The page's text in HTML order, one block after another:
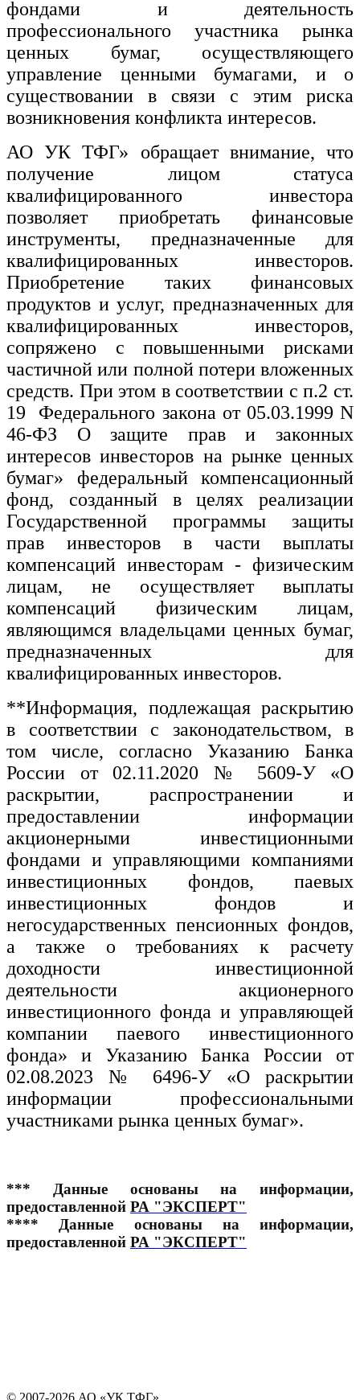
фондами и деятельность
профессионального участника рынка
ценных бумаг, осуществляющего
управление ценными бумагами, и о
существовании в связи с этим риска
возникновения конфликта интересов.
АО УК ТФГ» обращает внимание, что
получение лицом статуса
квалифицированного инвестора
позволяет приобретать финансовые
инструменты, предназначенные для
квалифицированных инвесторов.
Приобретение таких финансовых
продуктов и услуг, предназначенных для
квалифицированных инвесторов,
сопряжено с повышенными рисками
частичной или полной потери вложенных
средств. При этом в соответствии с п.2 ст.
19 Федерального закона от 05.03.1999 N
46-ФЗ О защите прав и законных
интересов инвесторов на рынке ценных
бумаг» федеральный компенсационный
фонд, созданный в целях реализации
Государственной программы защиты
прав инвесторов в части выплаты
компенсаций инвесторам - физическим
лицам, не осуществляет выплаты
компенсаций физическим лицам,
являющимся владельцами ценных бумаг,
предназначенных для
квалифицированных инвесторов.
**Информация, подлежащая раскрытию
в соответствии с законодательством, в
том числе, согласно Указанию Банка
России от 02.11.2020 № 5609-У «О
раскрытии, распространении и
предоставлении информации
акционерными инвестиционными
фондами и управляющими компаниями
инвестиционных фондов, паевых
инвестиционных фондов и
негосударственных пенсионных фондов,
а также о требованиях к расчету
доходности инвестиционной
деятельности акционерного
инвестиционного фонда и управляющей
компании паевого инвестиционного
фонда» и Указанию Банка России от
02.08.2023 № 6496-У «О раскрытии
информации профессиональными
участниками рынка ценных бумаг».
***
Данные основаны на информации,
предоставленной РА "ЭКСПЕРТ"
****Данные основаны на информации,
предоставленной РА "ЭКСПЕРТ"
© 2007-2026 АО «УК ТФГ»